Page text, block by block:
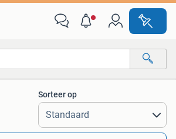
Alle afstanden…
Sorteer op